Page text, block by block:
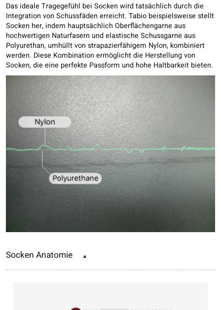
Das ideale Tragegefühl bei Socken wird tatsächlich durch die
Integration von Schussfäden erreicht. Tabio beispielsweise stellt
Socken her, indem hauptsächlich Oberflächengarne aus
hochwertigen Naturfasern und elastische Schussgarne aus
Polyurethan, umhüllt von strapazierfähigem Nylon, kombiniert
werden. Diese Kombination ermöglicht die Herstellung von
Socken, die eine perfekte Passform und hohe Haltbarkeit bieten.
Socken Anatomie